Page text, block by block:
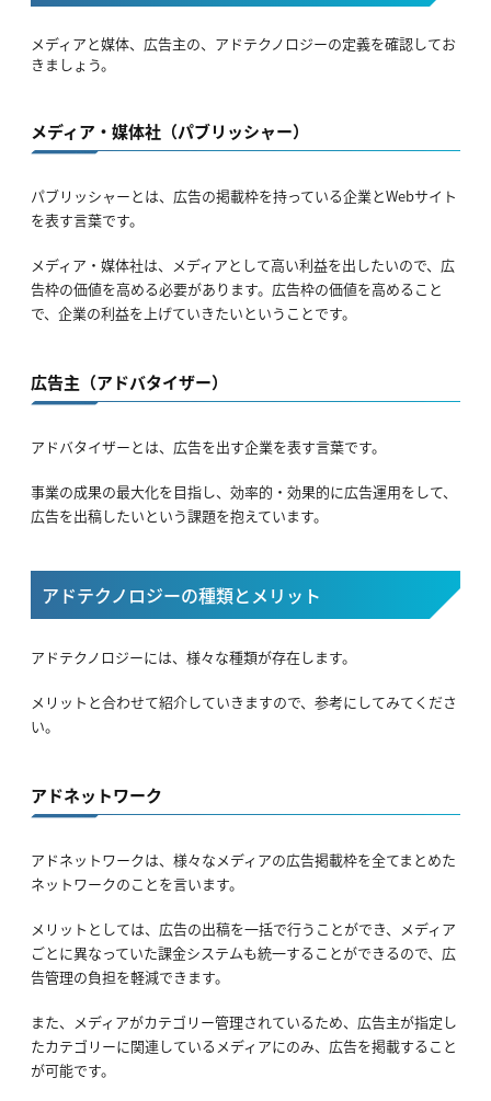
メディアと媒体、広告主の、アドテクノロジーの定義を確認してお
きましょう。
メディア・媒体社（パブリッシャー）
パブリッシャーとは、広告の掲載枠を持っている企業とWebサイト
を表す言葉です。
メディア・媒体社は、メディアとして高い利益を出したいので、広
告枠の価値を高める必要があります。広告枠の価値を高めること
で、企業の利益を上げていきたいということです。
広告主（アドバタイザー）
アドバタイザーとは、広告を出す企業を表す言葉です。
事業の成果の最大化を目指し、効率的・効果的に広告運用をして、
広告を出稿したいという課題を抱えています。
アドテクノロジーの種類とメリット
アドテクノロジーには、様々な種類が存在します。
メリットと合わせて紹介していきますので、参考にしてみてくださ
い。
アドネットワーク
アドネットワークは、様々なメディアの広告掲載枠を全てまとめた
ネットワークのことを言います。
メリットとしては、広告の出稿を一括で行うことができ、メディア
ごとに異なっていた課金システムも統一することができるので、広
告管理の負担を軽減できます。
また、メディアがカテゴリー管理されているため、広告主が指定し
たカテゴリーに関連しているメディアにのみ、広告を掲載すること
が可能です。